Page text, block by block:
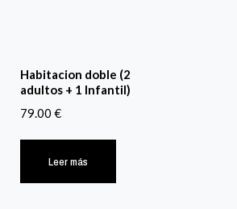
Habitacion doble (2
adultos + 1 Infantil)
79.00 €
Leer más